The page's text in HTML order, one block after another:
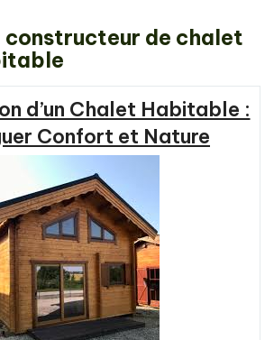
constructeur de chalet
d’un Chalet Habitable :
Confort et Nature